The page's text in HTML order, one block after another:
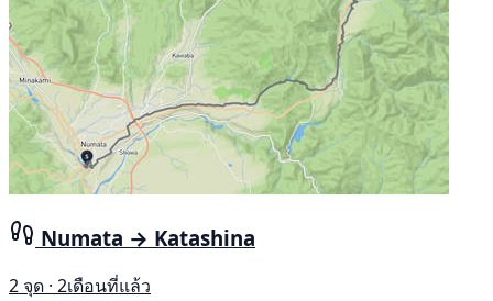
Numata → Katashina
2 จุด · 2เดือนที่แล้ว